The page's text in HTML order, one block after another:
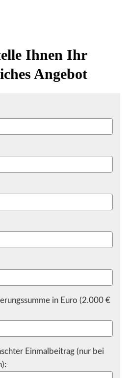
Ihnen Ihr
Angebot
in Euro (2.000 €
Einmalbeitrag (nur bei